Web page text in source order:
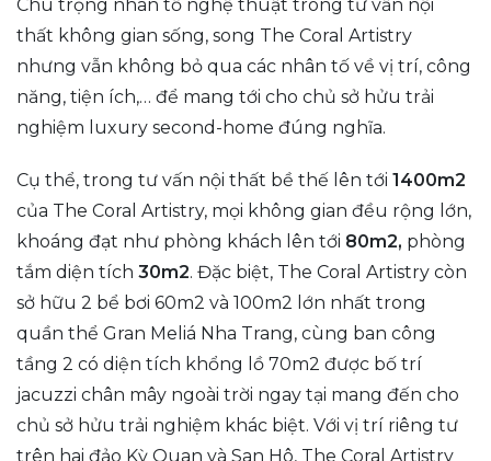
Chú trọng nhân tố nghệ thuật trong tư vấn nội
thất không gian sống, song The Coral Artistry
nhưng vẫn không bỏ qua các nhân tố về vị trí, công
năng, tiện ích,… để mang tới cho chủ sở hửu trải
nghiệm luxury second-home đúng nghĩa.
Cụ thể, trong tư vấn nội thất bề thế lên tới 1400m2
của The Coral Artistry, mọi không gian đều rộng lớn,
khoáng đạt như phòng khách lên tới 80m2, phòng
tắm diện tích 30m2. Đặc biệt, The Coral Artistry còn
sở hữu 2 bể bơi 60m2 và 100m2 lớn nhất trong
quần thể Gran Meliá Nha Trang, cùng ban công
tầng 2 có diện tích khổng lồ 70m2 được bố trí
jacuzzi chân mây ngoài trời ngay tại mang đến cho
chủ sở hửu trải nghiệm khác biệt. Với vị trí riêng tư
trên hai đảo Kỳ Quan và San Hô, The Coral Artistry